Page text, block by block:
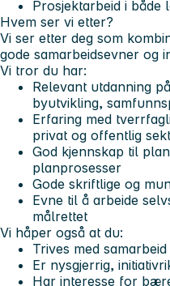
Prosjektarbeid i både
Hvem ser vi etter?
Vi ser etter deg som
gode samarbeidsevner og
Vi tror du har:
Relevant utdanning
byutvikling,
Erfaring med
privat og offentlig
God kjennskap til
planprosesser
Gode skriftlige og
Evne til å arbeide
målrettet
Vi håper også at du:
Trives med
Er nysgjerrig,
Har interesse for